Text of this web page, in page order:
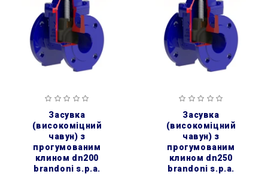
засувка
(високоміцний
чавун) з
прогумованим
клином dn200
brandoni s.p.a.
засувка
(високоміцний
чавун) з
прогумованим
клином dn250
brandoni s.p.a.